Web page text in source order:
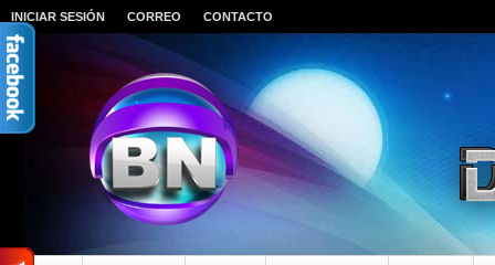
INICIAR SESIÓN CORREO CONTACTO